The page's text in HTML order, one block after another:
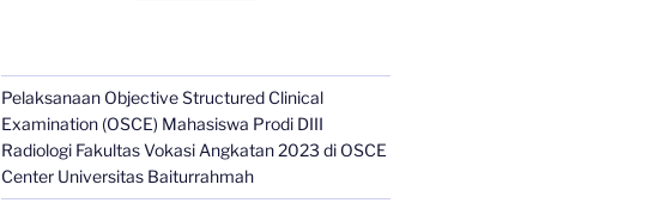
Pelaksanaan Objective Structured Clinical
Examination (OSCE) Mahasiswa Prodi DIII
Radiologi Fakultas Vokasi Angkatan 2023 di OSCE
Center Universitas Baiturrahmah